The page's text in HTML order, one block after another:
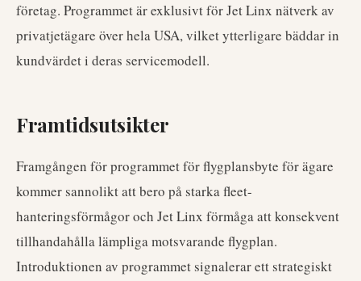
företag. Programmet är exklusivt för Jet Linx nätverk av
privatjetägare över hela USA, vilket ytterligare bäddar in
kundvärdet i deras servicemodell.
Framtidsutsikter
Framgången för programmet för flygplansbyte för ägare
kommer sannolikt att bero på starka fleet-
hanteringsförmågor och Jet Linx förmåga att konsekvent
tillhandahålla lämpliga motsvarande flygplan.
Introduktionen av programmet signalerar ett strategiskt